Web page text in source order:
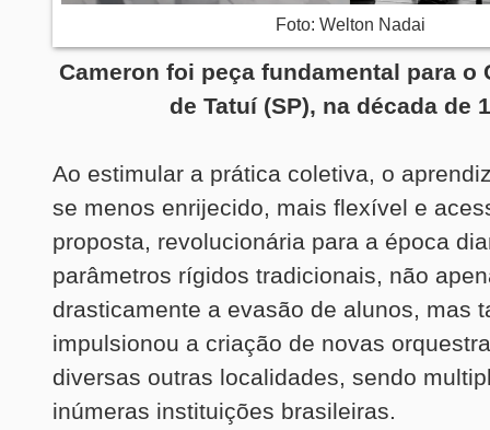
Foto: Welton Nadai
Cameron foi peça fundamental para o
de Tatuí (SP), na década de
Ao estimular a prática coletiva, o
se menos enrijecido, mais flexível e
proposta, revolucionária para a época
parâmetros rígidos tradicionais, não
drasticamente a evasão de alunos, mas
impulsionou a criação de novas
diversas outras localidades, sendo
inúmeras instituições brasileiras.